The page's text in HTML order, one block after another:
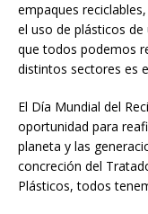
empaques
el uso de plásticos
que todos podemos
distintos sectores es
El Día Mundial del
oportunidad para
planeta y las
concreción del
Plásticos, todos